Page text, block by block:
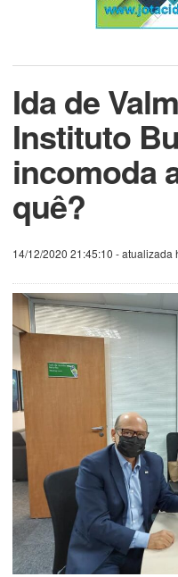
Ida de
Instituto
incomoda
quê?
14/12/2020 21:45:10 - atualizada